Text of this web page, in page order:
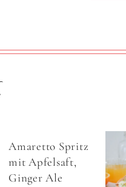
Amaretto Spritz
mit Apfelsaft,
Ginger Ale